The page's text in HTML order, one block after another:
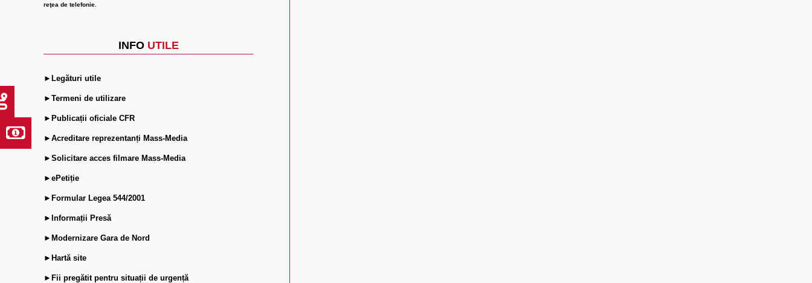
reţea de telefonie.
INFO UTILE
►Legături utile
►Termeni de utilizare
►Publicații oficiale CFR
►Acreditare reprezentanți Mass-Media
►Solicitare acces filmare Mass-Media
►ePetiție
►Formular Legea 544/2001
►Informații Presă
►Modernizare Gara de Nord
►Hartă site
►Fii pregătit pentru situații de urgență